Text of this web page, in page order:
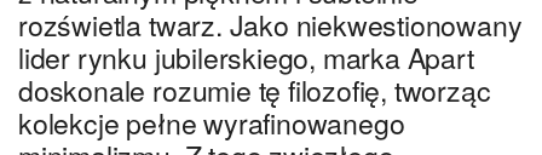
rozświetla twarz. Jako niekwestionowany
lider rynku jubilerskiego, marka Apart
doskonale rozumie tę filozofię, tworząc
kolekcje pełne wyrafinowanego